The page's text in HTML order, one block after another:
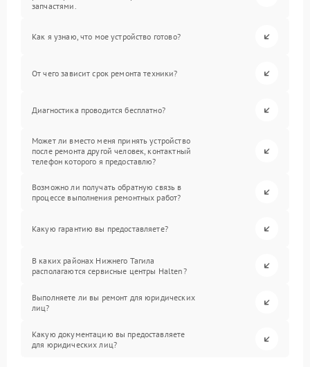
запчастями.
Как я узнаю, что мое устройство готово?
От чего зависит срок ремонта техники?
Диагностика проводится бесплатно?
Может ли вместо меня принять устройство
после ремонта другой человек, контактный
телефон которого я предоставлю?
Возможно ли получать обратную связь в
процессе выполнения ремонтных работ?
Какую гарантию вы предоставляете?
В каких районах Нижнего Тагила
располагаются сервисные центры Halten?
Выполняете ли вы ремонт для юридических
лиц?
Какую документацию вы предоставляете
для юридических лиц?